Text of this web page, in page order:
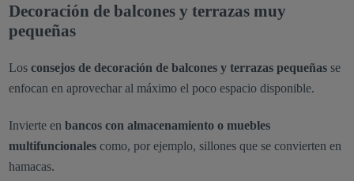
Decoración de balcones y terrazas muy
pequeñas
Los consejos de decoración de balcones y terrazas pequeñasse
enfocan en aprovechar al máximo el poco espacio disponible.
Invierte en bancos con almacenamiento o muebles
multifuncionalescomo, por ejemplo, sillones que se convierten en
hamacas.